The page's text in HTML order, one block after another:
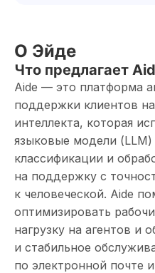
О Эйде
Что предлагает
Aide — это платформа
поддержки клиентов
интеллекта, которая
языковые модели (LLM)
классификации и
на поддержку с
к человеческой. Aide
оптимизировать
нагрузку на агентов и
и стабильное
по электронной почте